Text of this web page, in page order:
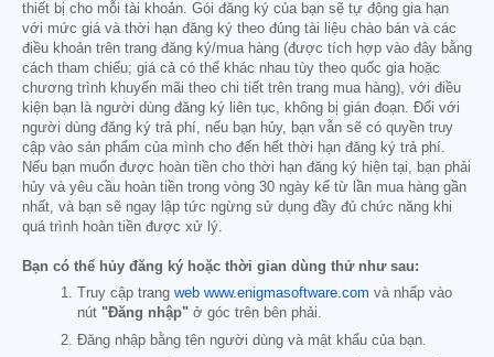
thiết bị cho mỗi tài khoản. Gói đăng ký của bạn sẽ tự động gia hạn
với mức giá và thời hạn đăng ký theo đúng tài liệu chào bán và các
điều khoản trên trang đăng ký/mua hàng (được tích hợp vào đây bằng
cách tham chiếu; giá cả có thể khác nhau tùy theo quốc gia hoặc
chương trình khuyến mãi theo chi tiết trên trang mua hàng), với điều
kiện bạn là người dùng đăng ký liên tục, không bị gián đoạn. Đối với
người dùng đăng ký trả phí, nếu bạn hủy, bạn vẫn sẽ có quyền truy
cập vào sản phẩm của mình cho đến hết thời hạn đăng ký trả phí.
Nếu bạn muốn được hoàn tiền cho thời hạn đăng ký hiện tại, bạn phải
hủy và yêu cầu hoàn tiền trong vòng 30 ngày kể từ lần mua hàng gần
nhất, và bạn sẽ ngay lập tức ngừng sử dụng đầy đủ chức năng khi
quá trình hoàn tiền được xử lý.
Bạn có thể hủy đăng ký hoặc thời gian dùng thử như sau:
Truy cập trang web www.enigmasoftware.com và nhấp vào
nút "Đăng nhập" ở góc trên bên phải.
Đăng nhập bằng tên người dùng và mật khẩu của bạn.